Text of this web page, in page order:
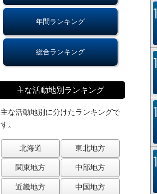
年間ランキング
総合ランキング
主な活動地別ランキング
主な活動地別に分けたランキングで
す。
北海道 東北地方
関東地方 中部地方
近畿地方 中国地方